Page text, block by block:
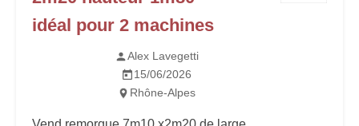
idéal pour 2 machines
Alex Lavegetti
15/06/2026
Rhône-Alpes